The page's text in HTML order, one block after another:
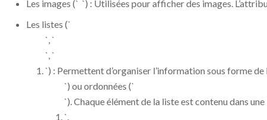
Les images (` `) : Utilisées pour afficher des images.
Les listes (`
`, `
`, `
`) : Permettent d’organiser l’information sous forme de
`) ou ordonnées (`
`). Chaque élément de la liste est contenu dans une
`.